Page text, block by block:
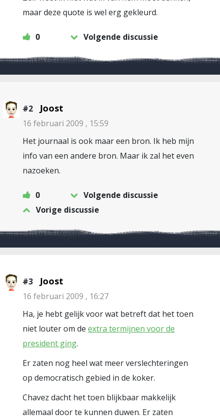
maar deze quote is wel erg gekleurd.
0 Volgende discussie
#2 Joost
16 februari 2009 , 15:59
Het journaal is ook maar een bron. Ik heb mijn
info van een andere bron. Maar ik zal het even
nazoeken.
0
Volgende discussie
Vorige discussie
#3 Joost
16 februari 2009 , 16:27
Ha, je hebt gelijk voor wat betreft dat het toen
niet louter om de extra termijnen voor de
president ging.
Er zaten nog heel wat meer verslechteringen
op democratisch gebied in de koker.
Chavez dacht het toen blijkbaar makkelijk
allemaal door te kunnen duwen. Er zaten